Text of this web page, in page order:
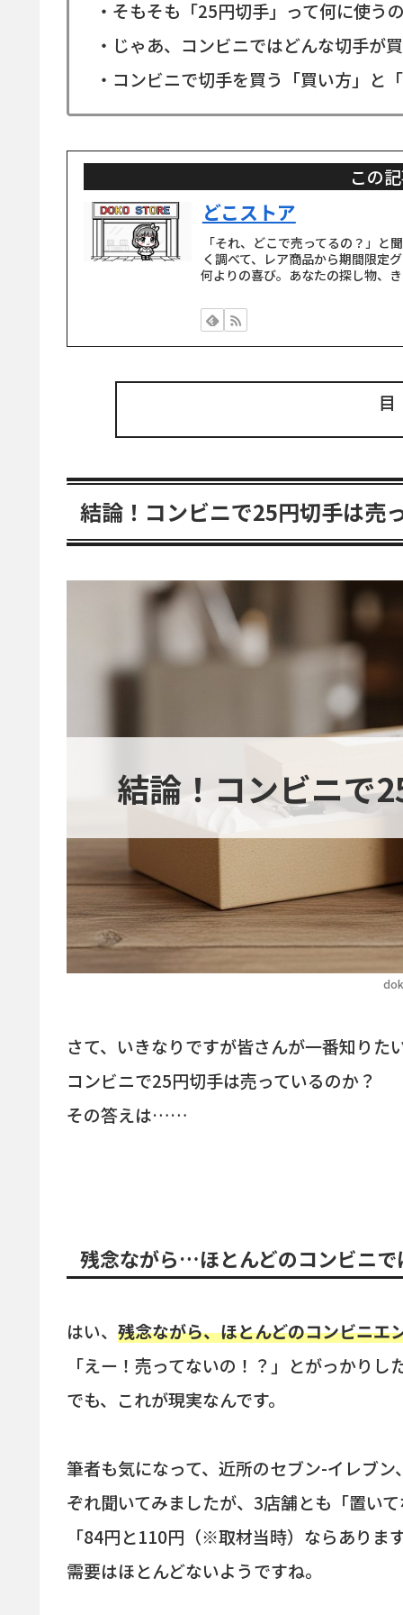
・そもそも「25円切手」って何に使う
・じゃあ、コンビニではどんな切手が
・コンビニで切手を買う「買い方」と
この
どこストア
「それ、どこで売ってるの？」
く調べて、レア商品から期間限定
何よりの喜び。あなたの探し物、
結論！コンビニで25円切手は売
結論！コンビニで
さて、いきなりですが皆さんが一番知りた
コンビニで25円切手は売っているのか？
その答えは……
残念ながら…ほとんどのコンビニで
はい、 残念ながら、ほとんどのコンビニエ
「えー！売ってないの！？」とがっかりし
でも、これが現実なんです。
筆者も気になって、近所のセブン-イレブ
ぞれ聞いてみましたが、3店舗とも「置い
「84円と110円（※取材当時）ならありま
需要はほとんどないようですね。